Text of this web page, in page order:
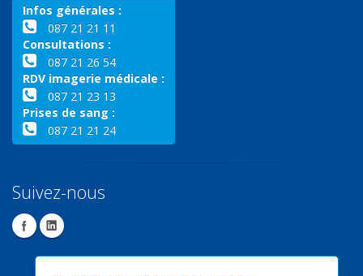
Infos générales :
087 21 21 11
Consultations :
087 21 26 54
RDV imagerie médicale :
087 21 23 13
Prises de sang :
087 21 21 24
Suivez-nous